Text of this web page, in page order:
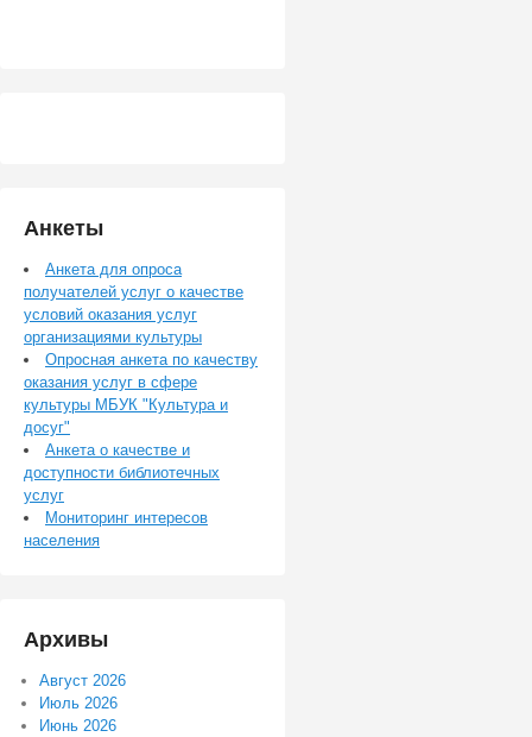
Анкеты
Анкета для опроса
получателей услуг о качестве
условий оказания услуг
организациями культуры
Опросная анкета по качеству
оказания услуг в сфере
культуры МБУК "Культура и
досуг"
Анкета о качестве и
доступности библиотечных
услуг
Мониторинг интересов
населения
Архивы
Август 2026
Июль 2026
Июнь 2026